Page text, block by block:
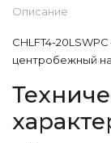
Описание
CHLFT4-
центробежный